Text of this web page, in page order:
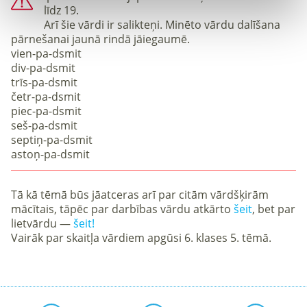
līdz 19.
Arī šie vārdi ir salikteņi. Minēto vārdu dalīšana
pārnešanai jaunā rindā jāiegaumē.
vien-pa-dsmit
div-pa-dsmit
trīs-pa-dsmit
četr-pa-dsmit
piec-pa-dsmit
seš-pa-dsmit
septiņ-pa-dsmit
astoņ-pa-dsmit
Tā kā tēmā būs jāatceras arī par citām vārdšķirām
mācītais, tāpēc par darbības vārdu atkārto šeit, bet par
lietvārdu —šeit!
Vairāk par skaitļa vārdiem apgūsi 6. klases 5. tēmā.